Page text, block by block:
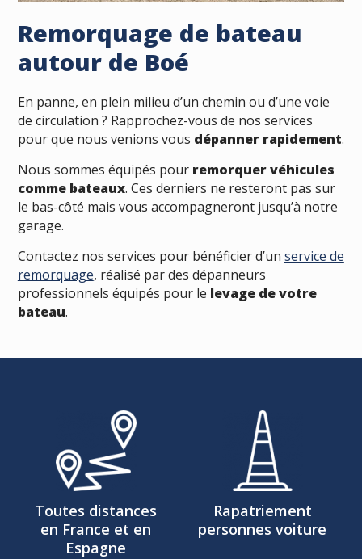
Remorquage de bateau
autour de Boé
En panne, en plein milieu d’un chemin ou d’une voie
de circulation ? Rapprochez-vous de nos services
pour que nous venions vous dépanner rapidement.
Nous sommes équipés pour remorquer véhicules
comme bateaux. Ces derniers ne resteront pas sur
le bas-côté mais vous accompagneront jusqu’à notre
garage.
Contactez nos services pour bénéficier d’un service de
remorquage, réalisé par des dépanneurs
professionnels équipés pour le levage de votre
bateau.
Toutes distances
en France et en
Espagne
Rapatriement
personnes voiture